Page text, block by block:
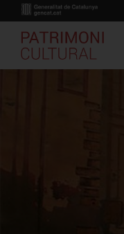
al
contingut